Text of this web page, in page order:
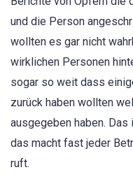
und die Person
wollten es gar nicht
wirklichen Personen
sogar so weit dass
zurück haben wollten
ausgegeben haben.
das macht fast jeder
ruft.